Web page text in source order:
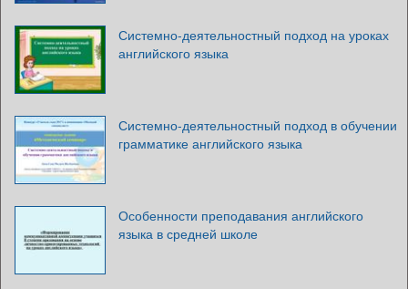
Системно-деятельностный подход на уроках
английского языка
Системно-деятельностный подход в обучении
грамматике английского языка
Особенности преподавания английского
языка в средней школе